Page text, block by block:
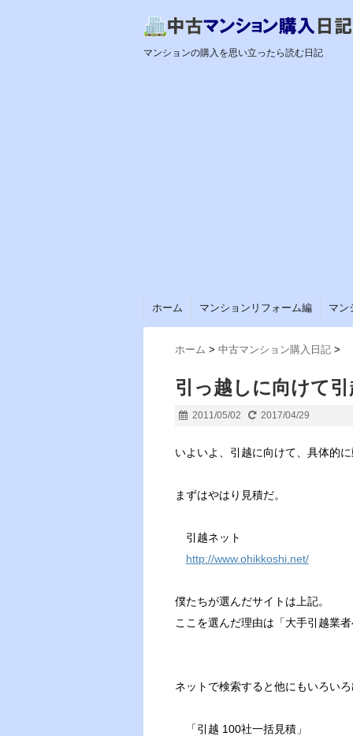
マンションの購入を思い立ったら読む日記
ホーム マンションリフォーム編 マン
ホーム > 中古マンション購入日記 >
引っ越しに向けて
2011/05/02 2017/04/29
いよいよ、引越に向けて、具体的に
まずはやはり見積だ。
引越ネット
http://www.ohikkoshi.net/
僕たちが選んだサイトは上記。
ここを選んだ理由は「大手引越業
ネットで検索すると他にもいろいろ
「引越 100社一括見積」